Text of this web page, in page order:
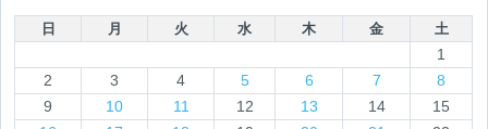
日 月 火 水 木 金 土
1
2
3 4 5 6 7
8
9
10 11 12 13 14
15